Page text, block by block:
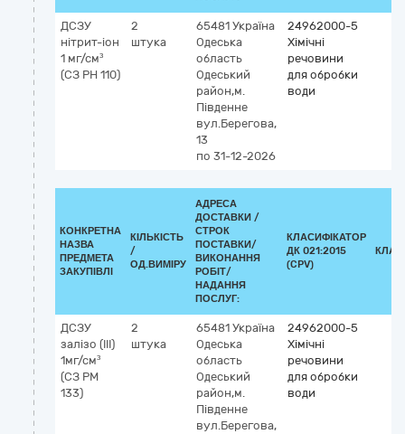
ДСЗУ
нітрит-іон
1 мг/см³
(СЗ РН 110)
2
штука
65481 Україна
Одеська
область
Одеський
район,м.
Південне
вул.Берегова,
13
по 31-12-2026
24962000-5
Хімічні
речовини
для обробки
води
КОНКРЕТНА
НАЗВА
ПРЕДМЕТА
ЗАКУПІВЛІ
КІЛЬКІСТЬ
/
ОД.ВИМІРУ
АДРЕСА
ДОСТАВКИ /
СТРОК
ПОСТАВКИ/
ВИКОНАННЯ
РОБІТ/
НАДАННЯ
ПОСЛУГ:
КЛАСИФІКАТОР
ДК 021:2015
(CPV)
ДСЗУ
залізо (ІІІ)
1мг/см³
(СЗ РМ
133)
2
штука
65481 Україна
Одеська
область
Одеський
район,м.
Південне
вул.Берегова,
24962000-5
Хімічні
речовини
для обробки
води